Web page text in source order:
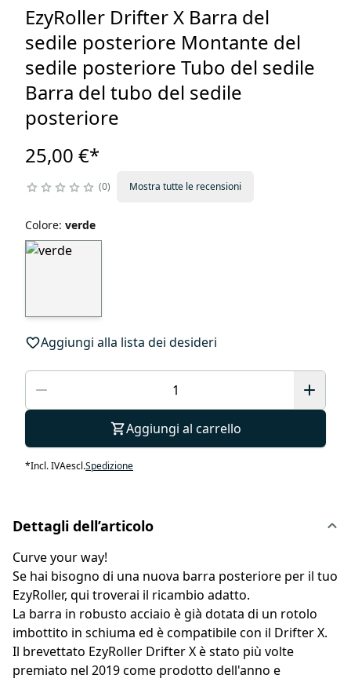
EzyRoller Drifter X Barra del
sedile posteriore Montante del
sedile posteriore Tubo del sedile
Barra del tubo del sedile
posteriore
25,00 €*
0 Mostra tutte le recensioni
Colore: verde
Aggiungi alla lista dei desideri
Aggiungi al carrello
*Incl. IVAescl.Spedizione
Dettagli dell’articolo
Curve your way!
Se hai bisogno di una nuova barra posteriore per il tuo
EzyRoller, qui troverai il ricambio adatto.
La barra in robusto acciaio è già dotata di un rotolo
imbottito in schiuma ed è compatibile con il Drifter X.
Il brevettato EzyRoller Drifter X è stato più volte
premiato nel 2019 come prodotto dell'anno e